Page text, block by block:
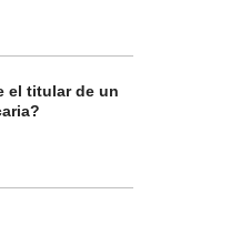
el titular de un